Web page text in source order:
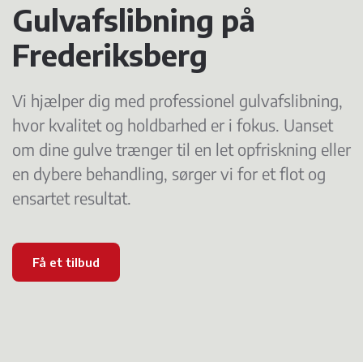
Gulvafslibning på
Frederiksberg
Vi hjælper dig med professionel gulvafslibning,
hvor kvalitet og holdbarhed er i fokus. Uanset
om dine gulve trænger til en let opfriskning eller
en dybere behandling, sørger vi for et flot og
ensartet resultat.
Få et tilbud